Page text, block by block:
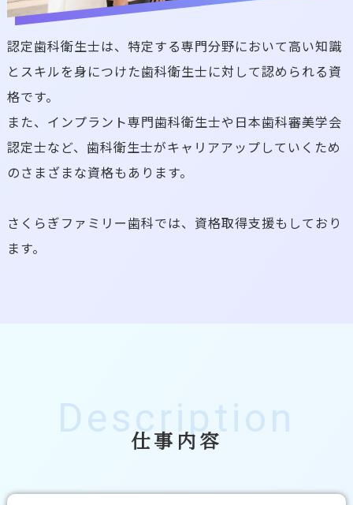
認定歯科衛生士は、特定する専門分野において高い知識
とスキルを身につけた歯科衛生士に対して認められる資
格です。
また、インプラント専門歯科衛生士や日本歯科審美学会
認定士など、歯科衛生士がキャリアアップしていくため
のさまざまな資格もあります。
さくらぎファミリー歯科では、資格取得支援もしており
ます。
Description
仕事内容